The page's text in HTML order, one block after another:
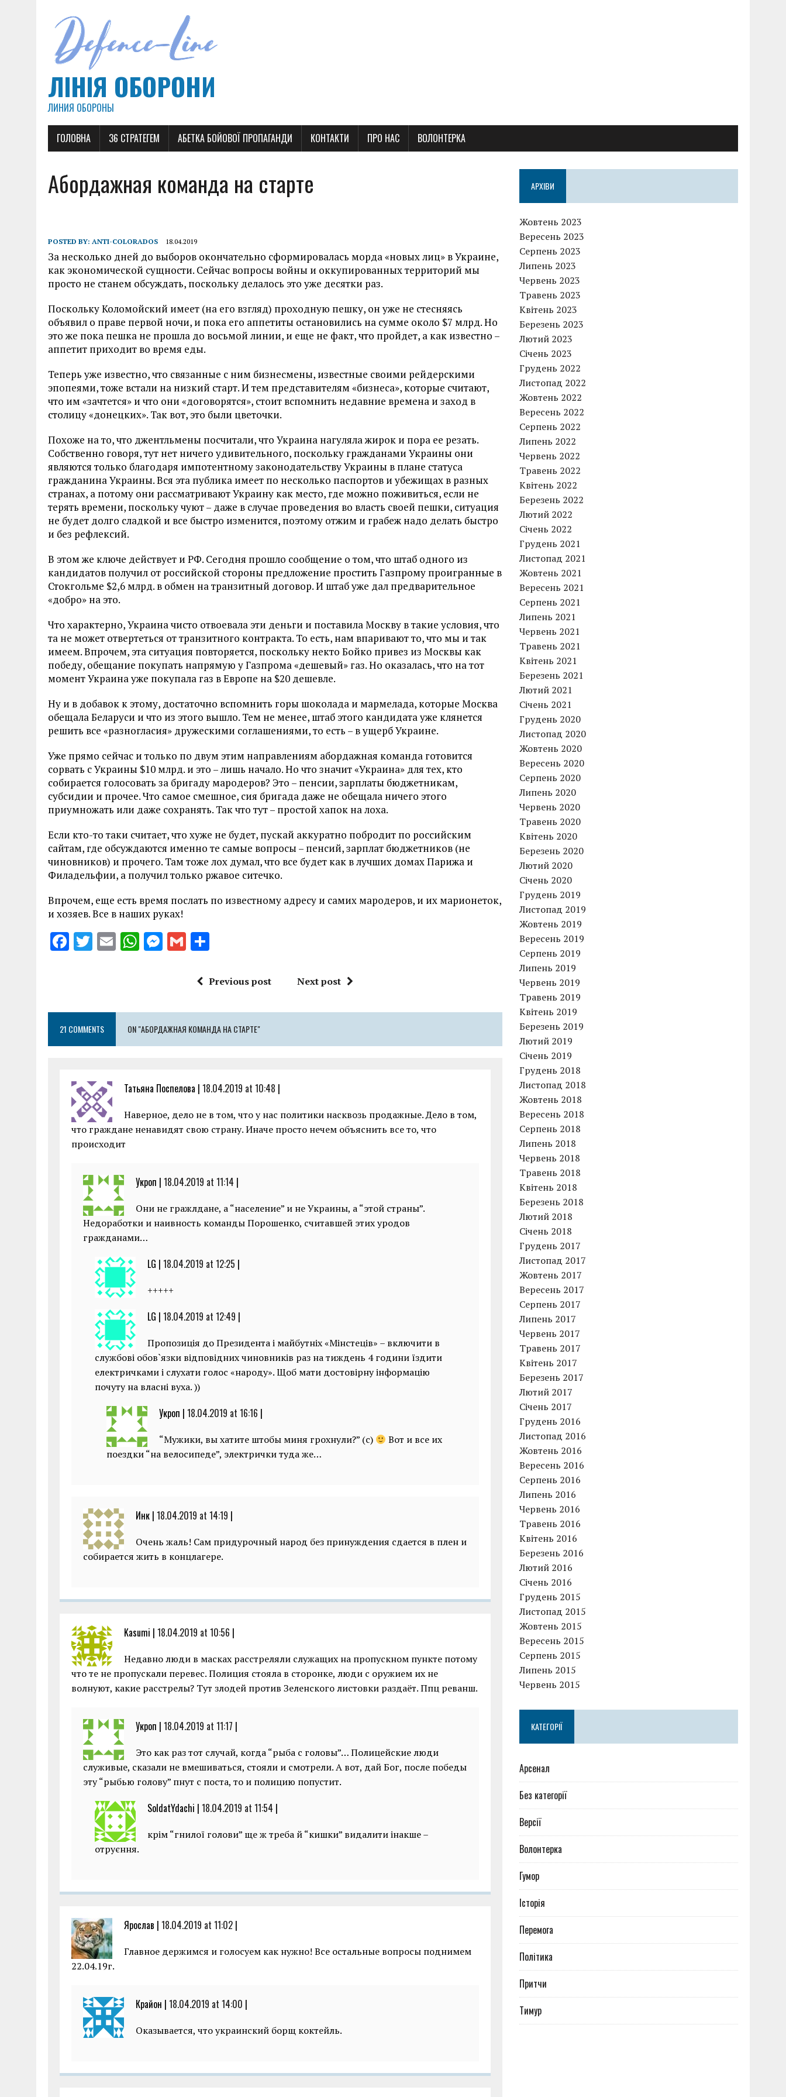
ЛІНІЯ ОБОРОНИ
ЛИНИЯ ОБОРОНЫ
ГОЛОВНА 36 СТРАТЕГЕМ АБЕТКА БОЙОВОЇ ПРОПАГАНДИ КОНТАКТИ ПРО НАС ВОЛОНТЕРКА
Абордажная команда на старте
POSTED BY: ANTI-COLORADOS 18.04.2019
За несколько дней до выборов окончательно сформировалась морда «новых лиц» в Украине,
как экономической сущности. Сейчас вопросы войны и оккупированных территорий мы
просто не станем обсуждать, поскольку делалось это уже десятки раз.
Поскольку Коломойский имеет (на его взгляд) проходную пешку, он уже не стесняясь
объявил о праве первой ночи, и пока его аппетиты остановились на сумме около $7 млрд. Но
это же пока пешка не прошла до восьмой линии, и еще не факт, что пройдет, а как известно –
аппетит приходит во время еды.
Теперь уже известно, что связанные с ним бизнесмены, известные своими рейдерскими
эпопеями, тоже встали на низкий старт. И тем представителям «бизнеса», которые считают,
что им «зачтется» и что они «договорятся», стоит вспомнить недавние времена и заход в
столицу «донецких». Так вот, это были цветочки.
Похоже на то, что джентльмены посчитали, что Украина нагуляла жирок и пора ее резать.
Собственно говоря, тут нет ничего удивительного, поскольку гражданами Украины они
являются только благодаря импотентному законодательству Украины в плане статуса
гражданина Украины. Вся эта публика имеет по несколько паспортов и убежищах в разных
странах, а потому они рассматривают Украину как место, где можно поживиться, если не
терять времени, поскольку чуют – даже в случае проведения во власть своей пешки, ситуация
не будет долго сладкой и все быстро изменится, поэтому отжим и грабеж надо делать быстро
и без рефлексий.
В этом же ключе действует и РФ. Сегодня прошло сообщение о том, что штаб одного из
кандидатов получил от российской стороны предложение простить Газпрому проигранные в
Стокгольме $2,6 млрд. в обмен на транзитный договор. И штаб уже дал предварительное
«добро» на это.
Что характерно, Украина чисто отвоевала эти деньги и поставила Москву в такие условия, что
та не может отвертеться от транзитного контракта. То есть, нам впаривают то, что мы и так
имеем. Впрочем, эта ситуация повторяется, поскольку некто Бойко привез из Москвы как
победу, обещание покупать напрямую у Газпрома «дешевый» газ. Но оказалась, что на тот
момент Украина уже покупала газ в Европе на $20 дешевле.
Ну и в добавок к этому, достаточно вспомнить горы шоколада и мармелада, которые Москва
обещала Беларуси и что из этого вышло. Тем не менее, штаб этого кандидата уже клянется
решить все «разногласия» дружескими соглашениями, то есть – в ущерб Украине.
Уже прямо сейчас и только по двум этим направлениям абордажная команда готовится
сорвать с Украины $10 млрд. и это – лишь начало. Но что значит «Украина» для тех, кто
собирается голосовать за бригаду мародеров? Это – пенсии, зарплаты бюджетникам,
субсидии и прочее. Что самое смешное, сия бригада даже не обещала ничего этого
приумножать или даже сохранять. Так что тут – простой хапок на лоха.
Если кто-то таки считает, что хуже не будет, пускай аккуратно побродит по российским
сайтам, где обсуждаются именно те самые вопросы – пенсий, зарплат бюджетников (не
чиновников) и прочего. Там тоже лох думал, что все будет как в лучших домах Парижа и
Филадельфии, а получил только ржавое ситечко.
Впрочем, еще есть время послать по известному адресу и самих мародеров, и их марионеток,
и хозяев. Все в наших руках!
F
o
o
k
T
r
E W
A
p
p
M
g
er
G
ai a
Previous post Next post
21 COMMENTS ON "АБОРДАЖНАЯ КОМАНДА НА СТАРТЕ"
Татьяна Поспелова | 18.04.2019 at 10:48 |
Наверное, дело не в том, что у нас политики насквозь продажные. Дело в том,
что граждане ненавидят свою страну. Иначе просто нечем объяснить все то, что
происходит
Укроп | 18.04.2019 at 11:14 |
Они не гражлдане, а “население” и не Украины, а “этой страны”.
Недоработки и наивность команды Порошенко, считавшей этих уродов
гражданами…
LG | 18.04.2019 at 12:25 |
+++++
LG | 18.04.2019 at 12:49 |
Пропозиція до Президента і майбутніх «Мінстеців» – включити в
службові обов`язки відповідних чиновників раз на тиждень 4 години їздити
електричками і слухати голос «народу». Щоб мати достовірну інформацію
почуту на власні вуха. ))
Укроп | 18.04.2019 at 16:16 |
“Мужики, вы хатите штобы миня грохнули?” (с)
Вот и все их
поездки “на велосипеде”, электрички туда же…
Инк | 18.04.2019 at 14:19 |
Очень жаль! Сам придурочный народ без принуждения сдается в плен и
собирается жить в концлагере.
Kasumi | 18.04.2019 at 10:56 |
Недавно люди в масках расстреляли служащих на пропускном пункте потому
что те не пропускали перевес. Полиция стояла в сторонке, люди с оружием их не
волнуют, какие расстрелы? Тут злодей против Зеленского листовки раздаёт. Ппц реванш.
Укроп | 18.04.2019 at 11:17 |
Это как раз тот случай, когда “рыба с головы”… Полицейские люди
служивые, сказали не вмешиваться, стояли и смотрели. А вот, дай Бог, после победы
эту “рыбью голову” пнут с поста, то и полицию попустит.
SoldatYdachi | 18.04.2019 at 11:54 |
крім “гнилої голови” ще ж треба й “кишки” видалити інакше –
отруєння.
Ярослав | 18.04.2019 at 11:02 |
Главное держимся и голосуем как нужно! Все остальные вопросы поднимем
22.04.19г.
Крайон | 18.04.2019 at 14:00 |
Оказывается, что украинский борщ коктейль.
АРХІВИ
Жовтень 2023
Вересень 2023
Серпень 2023
Липень 2023
Червень 2023
Травень 2023
Квітень 2023
Березень 2023
Лютий 2023
Січень 2023
Грудень 2022
Листопад 2022
Жовтень 2022
Вересень 2022
Серпень 2022
Липень 2022
Червень 2022
Травень 2022
Квітень 2022
Березень 2022
Лютий 2022
Січень 2022
Грудень 2021
Листопад 2021
Жовтень 2021
Вересень 2021
Серпень 2021
Липень 2021
Червень 2021
Травень 2021
Квітень 2021
Березень 2021
Лютий 2021
Січень 2021
Грудень 2020
Листопад 2020
Жовтень 2020
Вересень 2020
Серпень 2020
Липень 2020
Червень 2020
Травень 2020
Квітень 2020
Березень 2020
Лютий 2020
Січень 2020
Грудень 2019
Листопад 2019
Жовтень 2019
Вересень 2019
Серпень 2019
Липень 2019
Червень 2019
Травень 2019
Квітень 2019
Березень 2019
Лютий 2019
Січень 2019
Грудень 2018
Листопад 2018
Жовтень 2018
Вересень 2018
Серпень 2018
Липень 2018
Червень 2018
Травень 2018
Квітень 2018
Березень 2018
Лютий 2018
Січень 2018
Грудень 2017
Листопад 2017
Жовтень 2017
Вересень 2017
Серпень 2017
Липень 2017
Червень 2017
Травень 2017
Квітень 2017
Березень 2017
Лютий 2017
Січень 2017
Грудень 2016
Листопад 2016
Жовтень 2016
Вересень 2016
Серпень 2016
Липень 2016
Червень 2016
Травень 2016
Квітень 2016
Березень 2016
Лютий 2016
Січень 2016
Грудень 2015
Листопад 2015
Жовтень 2015
Вересень 2015
Серпень 2015
Липень 2015
Червень 2015
КАТЕГОРІЇ
Арсенал
Без категорії
Версії
Волонтерка
Гумор
Історія
Перемога
Політика
Притчи
Тимур